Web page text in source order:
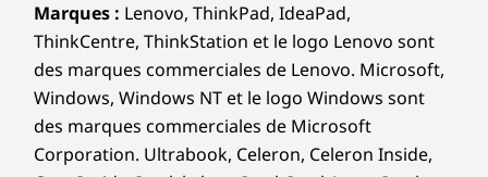
Marques : Lenovo, ThinkPad, IdeaPad,
ThinkCentre, ThinkStation et le logo Lenovo sont
des marques commerciales de Lenovo. Microsoft,
Windows, Windows NT et le logo Windows sont
des marques commerciales de Microsoft
Corporation. Ultrabook, Celeron, Celeron Inside,